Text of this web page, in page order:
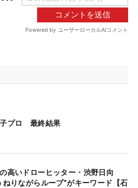
プロ 最終結果
高いドローヒッター・渋野日向
りながらループ”がキーワード【石